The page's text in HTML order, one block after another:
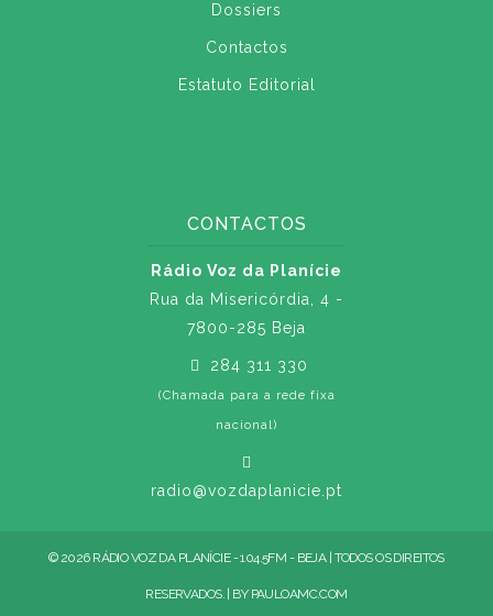
Dossiers
Contactos
Estatuto Editorial
CONTACTOS
Rádio Voz da Planície
Rua da Misericórdia, 4 -
7800-285 Beja
284 311 330
(Chamada para a rede fixa
nacional)
radio@vozdaplanicie.pt
© 2026 RÁDIO VOZ DA PLANÍCIE - 104.5FM - BEJA | TODOS OS DIREITOS
RESERVADOS. | BY PAULOAMC.COM